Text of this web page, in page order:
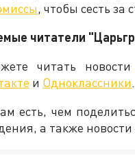
, чтобы сесть за
читатели
читать новости
и Одноклассники
есть, чем
а также новости